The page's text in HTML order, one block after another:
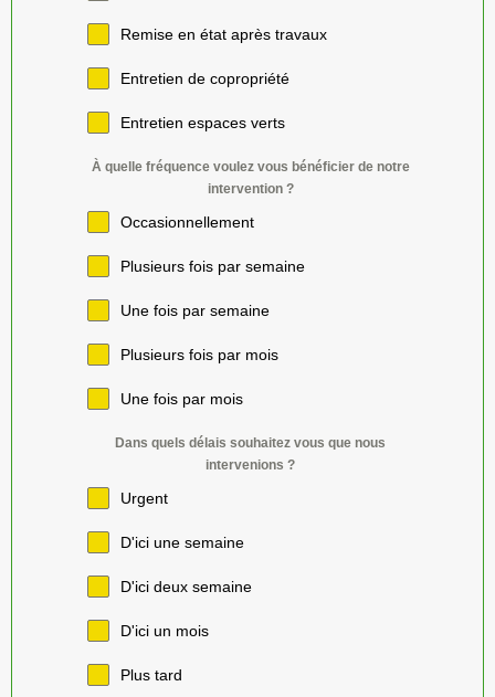
Remise en état après travaux
Entretien de copropriété
Entretien espaces verts
À quelle fréquence voulez vous bénéficier de notre
intervention ?
Occasionnellement
Plusieurs fois par semaine
Une fois par semaine
Plusieurs fois par mois
Une fois par mois
Dans quels délais souhaitez vous que nous
intervenions ?
Urgent
D'ici une semaine
D'ici deux semaine
D'ici un mois
Plus tard